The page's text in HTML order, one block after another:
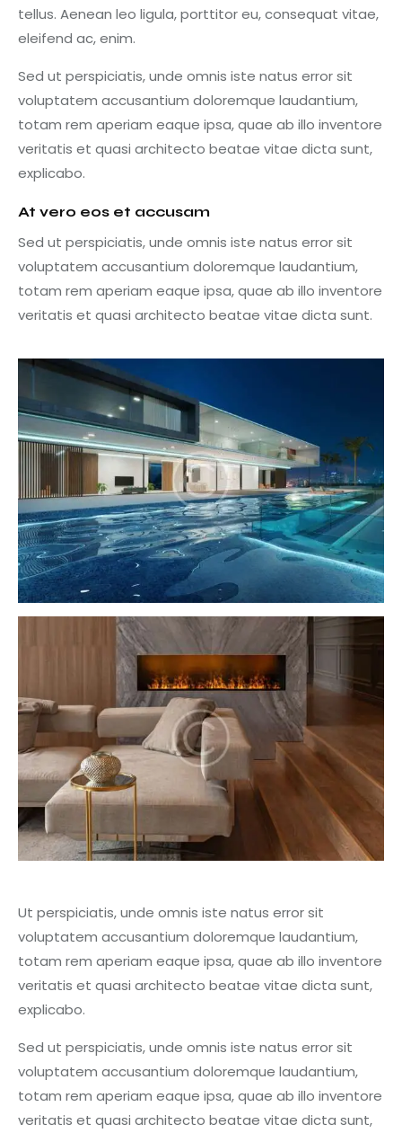
tellus. Aenean leo ligula, porttitor eu, consequat vitae,
eleifend ac, enim.
Sed ut perspiciatis, unde omnis iste natus error sit
voluptatem accusantium doloremque laudantium,
totam rem aperiam eaque ipsa, quae ab illo inventore
veritatis et quasi architecto beatae vitae dicta sunt,
explicabo.
At vero eos et accusam
Sed ut perspiciatis, unde omnis iste natus error sit
voluptatem accusantium doloremque laudantium,
totam rem aperiam eaque ipsa, quae ab illo inventore
veritatis et quasi architecto beatae vitae dicta sunt.
Ut perspiciatis, unde omnis iste natus error sit
voluptatem accusantium doloremque laudantium,
totam rem aperiam eaque ipsa, quae ab illo inventore
veritatis et quasi architecto beatae vitae dicta sunt,
explicabo.
Sed ut perspiciatis, unde omnis iste natus error sit
voluptatem accusantium doloremque laudantium,
totam rem aperiam eaque ipsa, quae ab illo inventore
veritatis et quasi architecto beatae vitae dicta sunt,